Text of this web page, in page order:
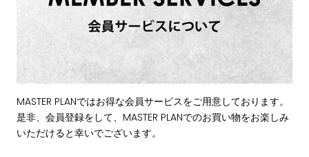
MASTER PLANではお得な会員サービスをご用意しております。
是非、会員登録をして、MASTER PLANでのお買い物をお楽しみ
いただけると幸いでございます。